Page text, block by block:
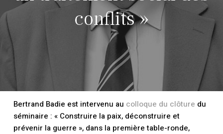
conflits »
Bertrand Badie est intervenu au colloque du clôture du
séminaire : « Construire la paix, déconstruire et
prévenir la guerre », dans la première table-ronde,